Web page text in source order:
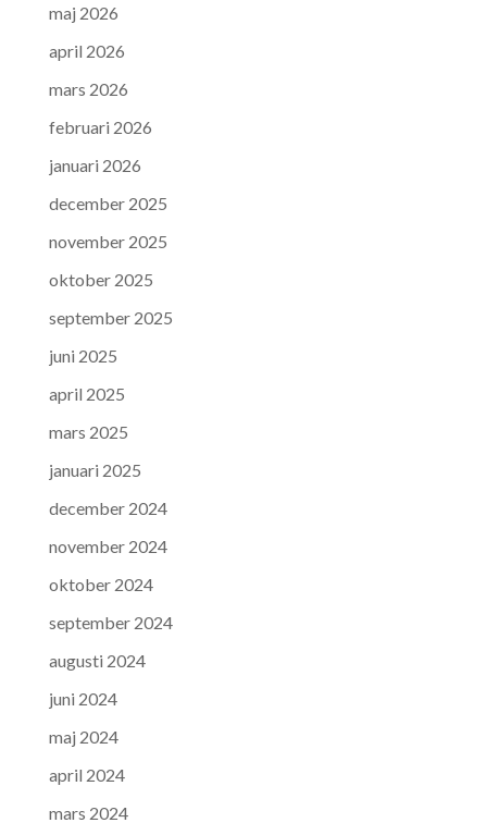
maj 2026
april 2026
mars 2026
februari 2026
januari 2026
december 2025
november 2025
oktober 2025
september 2025
juni 2025
april 2025
mars 2025
januari 2025
december 2024
november 2024
oktober 2024
september 2024
augusti 2024
juni 2024
maj 2024
april 2024
mars 2024